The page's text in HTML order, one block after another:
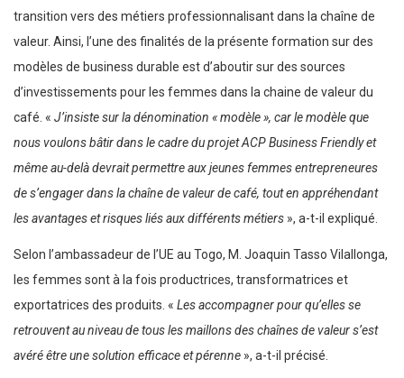
transition vers des métiers professionnalisant dans la chaîne de
valeur. Ainsi, l’une des finalités de la présente formation sur des
modèles de business durable est d’aboutir sur des sources
d’investissements pour les femmes dans la chaine de valeur du
café. « J’insiste sur la dénomination « modèle », car le modèle que
nous voulons bâtir dans le cadre du projet ACP Business Friendly et
même au-delà devrait permettre aux jeunes femmes entrepreneures
de s’engager dans la chaîne de valeur de café, tout en appréhendant
les avantages et risques liés aux différents métiers », a-t-il expliqué.
Selon l’ambassadeur de l’UE au Togo, M. Joaquin Tasso Vilallonga,
les femmes sont à la fois productrices, transformatrices et
exportatrices des produits. « Les accompagner pour qu’elles se
retrouvent au niveau de tous les maillons des chaînes de valeur s’est
avéré être une solution efficace et pérenne », a-t-il précisé.